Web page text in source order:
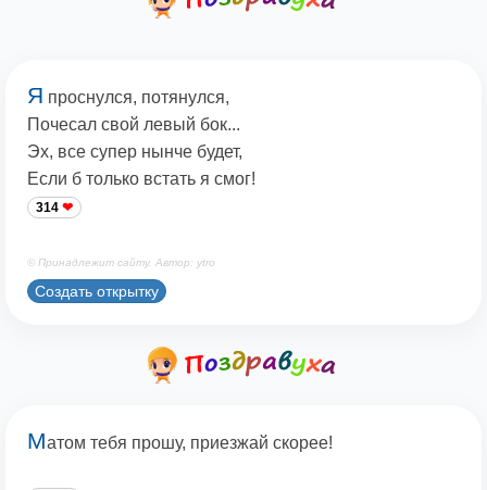
Я проснулся, потянулся,
Почесал свой левый бок...
Эх, все супер нынче будет,
Если б только встать я смог!
314
© Принадлежит сайту. Автор: ytro
Создать открытку
Матом тебя прошу, приезжай скорее!